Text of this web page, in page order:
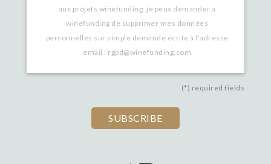
aux projets winefunding. je peux demander à
winefunding de supprimer mes données
personnelles sur simple demande écrite à l'adresse
email : rgpd@winefunding.com
(*) required fields